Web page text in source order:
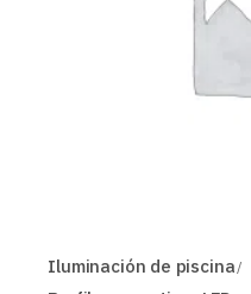
Iluminación de piscina